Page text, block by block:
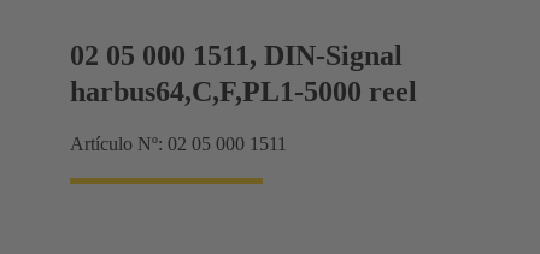
02 05 000 1511, DIN-Signal
harbus64,C,F,PL1-5000 reel
Artículo Nº: 02 05 000 1511